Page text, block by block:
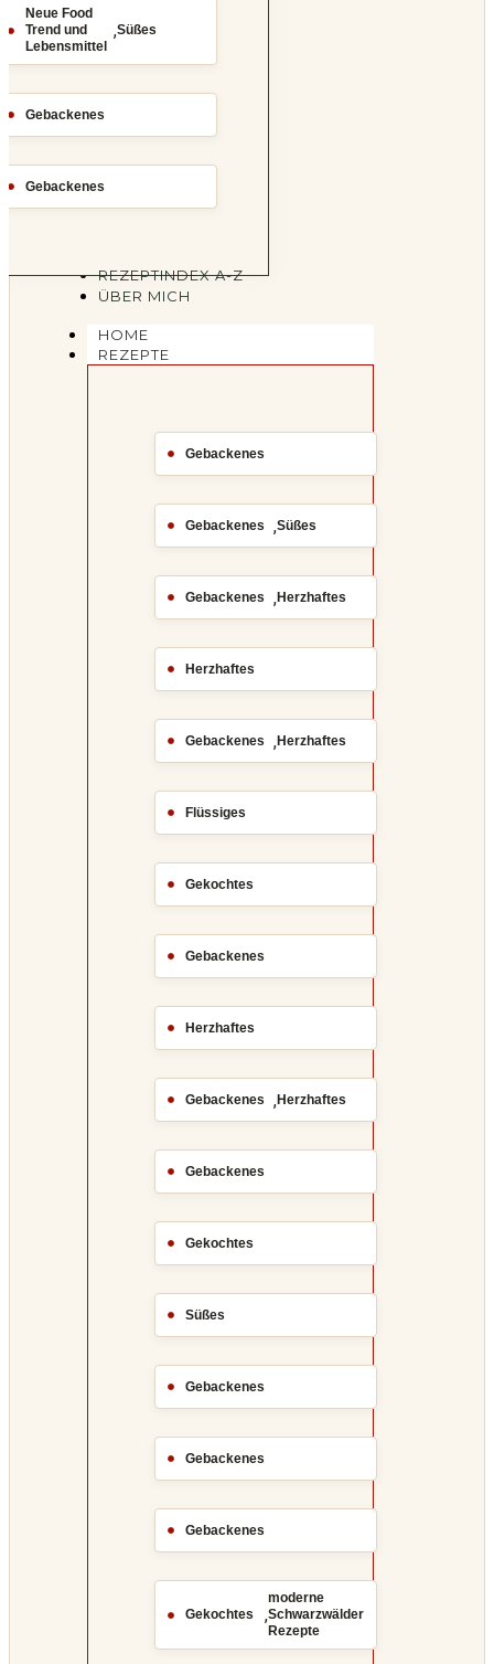
Neue Food
Trend und
Lebensmittel
,Süßes
Gebackenes
Gebackenes
REZEPTINDEX A-Z
ÜBER MICH
HOME
REZEPTE
Gebackenes
Gebackenes ,Süßes
Gebackenes ,Herzhaftes
Herzhaftes
Gebackenes ,Herzhaftes
Flüssiges
Gekochtes
Gebackenes
Herzhaftes
Gebackenes ,Herzhaftes
Gebackenes
Gekochtes
Süßes
Gebackenes
Gebackenes
Gebackenes
Gekochtes ,
moderne
Schwarzwälder
Rezepte